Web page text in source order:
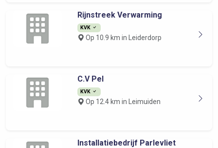
Rijnstreek Verwarming
KVK
Op 10.9 km in Leiderdorp
C.V Pel
KVK
Op 12.4 km in Leimuiden
Installatiebedrijf Parlevliet